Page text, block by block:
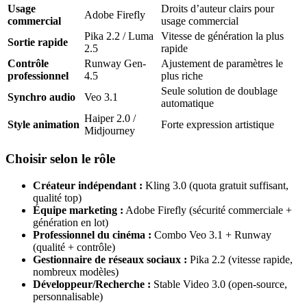
Usage
commercial
Adobe Firefly
Droits d’auteur clairs pour
usage commercial
Sortie rapide
Pika 2.2 / Luma
2.5
Vitesse de génération la plus
rapide
Contrôle
professionnel
Runway Gen-
4.5
Ajustement de paramètres le
plus riche
Synchro audio
Veo 3.1
Seule solution de doublage
automatique
Style animation
Haiper 2.0 /
Midjourney
Forte expression artistique
Choisir selon le rôle
Créateur indépendant : Kling 3.0 (quota gratuit suffisant,
qualité top)
Équipe marketing : Adobe Firefly (sécurité commerciale +
génération en lot)
Professionnel du cinéma : Combo Veo 3.1 + Runway
(qualité + contrôle)
Gestionnaire de réseaux sociaux : Pika 2.2 (vitesse rapide,
nombreux modèles)
Développeur/Recherche : Stable Video 3.0 (open-source,
personnalisable)